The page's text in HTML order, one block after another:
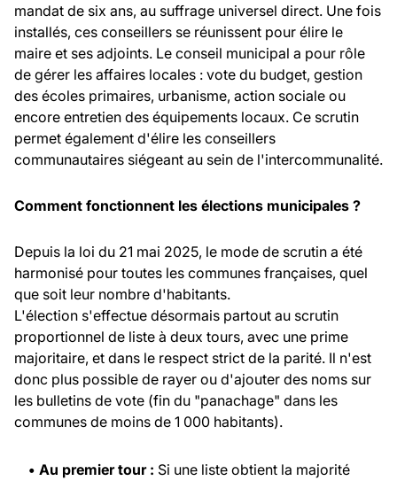
mandat de six ans, au suffrage universel direct. Une fois
installés, ces conseillers se réunissent pour élire le
maire et ses adjoints. Le conseil municipal a pour rôle
de gérer les affaires locales : vote du budget, gestion
des écoles primaires, urbanisme, action sociale ou
encore entretien des équipements locaux. Ce scrutin
permet également d'élire les conseillers
communautaires siégeant au sein de l'intercommunalité.
Comment fonctionnent les élections municipales ?
Depuis la loi du 21 mai 2025, le mode de scrutin a été
harmonisé pour toutes les communes françaises, quel
que soit leur nombre d'habitants.
L'élection s'effectue désormais partout au scrutin
proportionnel de liste à deux tours, avec une prime
majoritaire, et dans le respect strict de la parité. Il n'est
donc plus possible de rayer ou d'ajouter des noms sur
les bulletins de vote (fin du "panachage" dans les
communes de moins de 1 000 habitants).
• Au premier tour : Si une liste obtient la majorité